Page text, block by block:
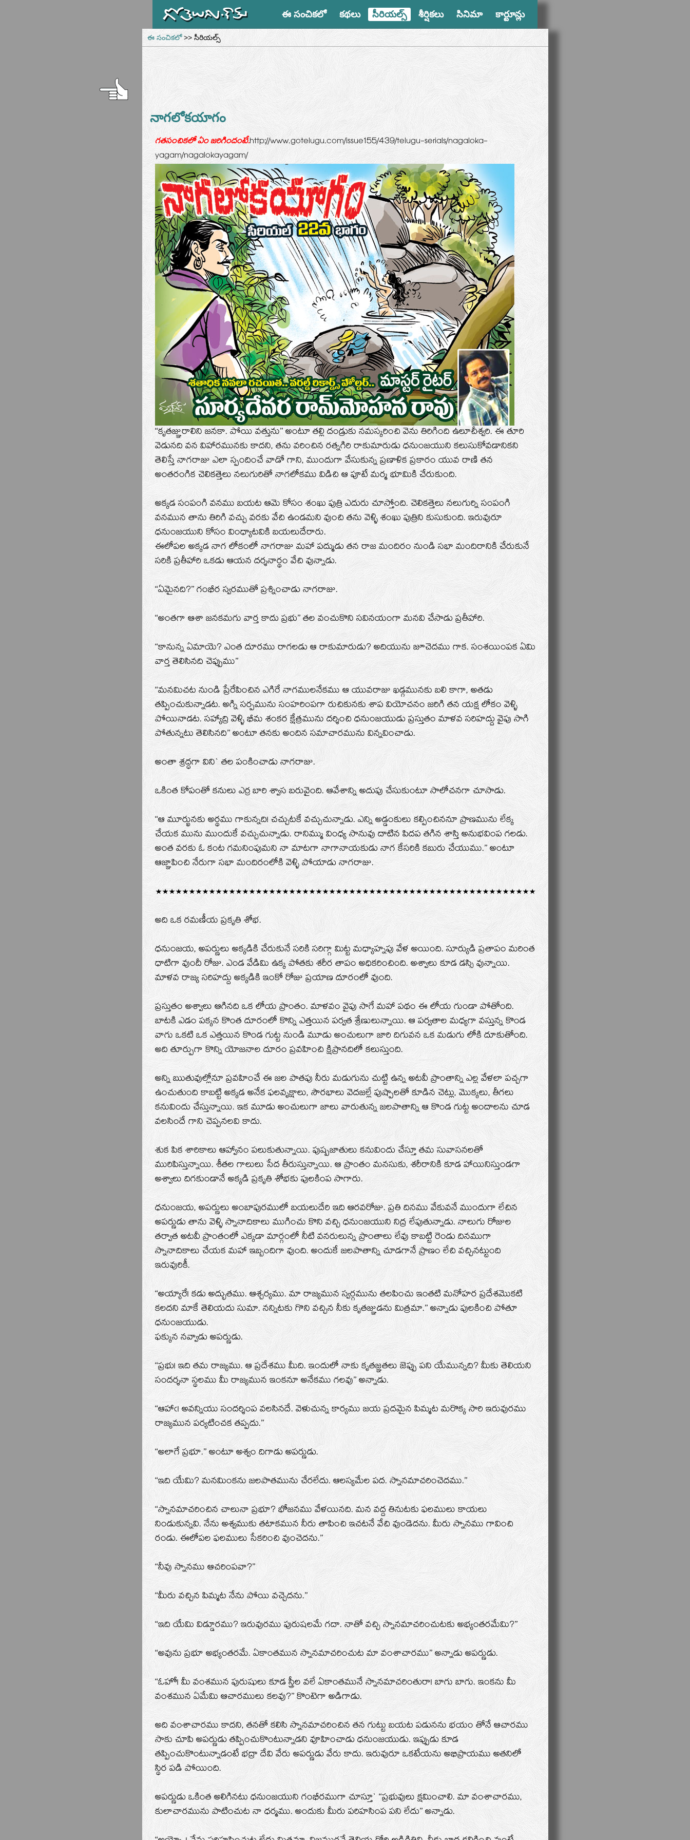
ఈ సంచికలో కథలు సీరియల్స్ శీర్షికలు సినిమా కార్టూన్లు
ఈ సంచికలో>> సీరియల్స్
నాగలోకయాగం
గతసంచికలో ఏం జరిగిందంటే.http://www.gotelugu.com/issue155/439/telugu-serials/nagaloka-
yagam/nagalokayagam/
‘‘కృతజ్ఞురాలిని జనకా. పోయి వత్తును’’ అంటూ తల్లి దండ్రుకు నమస్కరించి వెను తిరిగింది ఉలూచీశ్వరి. ఈ తూరి
వెడునది వన విహారమునకు కాదని, తను వరించిన రత్నగిరి రాకుమారుడు ధనుంజయుని కలుసుకోవడానికని
తెలిస్తే నాగరాజు ఎలా స్పందించే వాడో గాని, ముందుగా వేసుకున్న ప్రణాళిక ప్రకారం యువ రాణి తన
అంతరంగిక చెలికత్తెలు నలుగురితో నాగలోకము విడిచి ఆ పూటే మర్మ భూమికి చేరుకుంది.
అక్కడ సంపంగి వనము బయట ఆమె కోసం శంఖు పుత్రి ఎదురు చూస్తోంది. చెలికత్తెలు నలుగుర్ని సంపంగి
వనమున తాను తిరిగి వచ్చు వరకు వేచి ఉండమని వుంచి తను వెళ్ళి శంఖు పుత్రిని కుసుకుంది. ఇరువురూ
ధనుంజయుని కోసం వింధ్యాటవికి బయలుదేరారు.
ఈలోపల అక్కడ నాగ లోకంలో నాగరాజు మహా పద్ముడు తన రాజ మందిరం నుండి సభా మందిరానికి చేరుకునే
సరికి ప్రతీహారి ఒకడు ఆయన దర్శనార్థం వేచి వున్నాడు.
‘‘ఏమైనది?’’ గంభీర స్వరముతో ప్రశ్నించాడు నాగరాజు.
‘‘అంతగా ఆశా జనకమగు వార్త కాదు ప్రభు’’ తల వంచుకొని సవినయంగా మనవి చేసాడు ప్రతీహారి.
‘‘కానున్న ఏమాయె? ఎంత దూరము రాగలడు ఆ రాకుమారుడు? అదియును జూచెదము గాక. సంశయింపక ఏమి
వార్త తెలిసినది చెప్పుము’’
‘‘మనమిచట నుండి ప్రేరేపించిన ఎగిరే నాగములనేకము ఆ యువరాజు ఖడ్గమునకు బలి కాగా, అతడు
తప్పించుకున్నాడట. అగ్ని సర్పమును సంహరింపగా రుచికునకు శాప వియోచనం జరిగి తన యక్ష లోకం వెళ్ళి
పోయినాడట. సహ్యాద్రి వెళ్ళి భీమ శంకర క్షేత్రమును దర్శించి ధనుంజయుడు ప్రస్తుతం మాళవ సరిహద్దు వైపు సాగి
పోతున్నటు తెలిసినది’’ అంటూ తనకు అందిన సమాచారమును విన్నవించాడు.
అంతా శ్రద్ధగా విని` తల పంకించాడు నాగరాజు.
ఒకింత కోపంతో కనులు ఎర్ర బారి శ్వాస బరువైంది. ఆవేశాన్ని అదుపు చేసుకుంటూ సాలోచనగా చూసాడు.
‘‘ఆ మూర్ఖునకు అర్థము గాకున్నది! చచ్చుటకే వచ్చుచున్నాడు. ఎన్ని అడ్డంకులు కల్పించిననూ ప్రాణమును లేక్క
చేయక మును ముందుకే వచ్చుచున్నాడు. రానిమ్ము వింధ్య సానువు దాటిన పిదప తగిన శాస్తి అనుభవింప గలడు.
అంత వరకు ఓ కంట గమనింపుమని నా మాటగా నాగానాయకుడు నాగ కేసరికి కబురు చేయుము.’’ అంటూ
ఆజ్ఞాపించి నేరుగా సభా మందిరంలోకి వెళ్ళి పోయాడు నాగరాజు.
*********************************************************
అది ఒక రమణీయ ప్రకృతి శోభ.
ధనుంజయ, అపర్ణులు అక్కడికి చేరుకునే సరికి సరిగ్గా మిట్ట మధ్యాహ్నపు వేళ అయింది. సూర్యుడి ప్రతాపం మరింత
ధాటిగా వుందీ రోజు. ఎండ వేడిమి ఉక్క పోతకు శరీర తాపం అధికరించింది. అశ్వాలు కూడ డస్సి వున్నాయి.
మాళవ రాజ్య సరిహద్దు అక్కడికి ఇంకో రోజు ప్రయాణ దూరంలో వుంది.
ప్రస్తుతం అశ్వాలు ఆగినది ఒక లోయ ప్రాంతం. మాళవం వైపు సాగే మహా పథం ఈ లోయ గుండా పోతోంది.
బాటకి ఎడం పక్కన కొంత దూరంలో కొన్ని ఎత్తయిన పర్వత శ్రేణులున్నాయి. ఆ పర్వతాల మధ్యగా వస్తున్న కొండ
వాగు ఒకటి ఒక ఎత్తయిన కొండ గుట్ట నుండి మూడు అంచులుగా జారి దిగువన ఒక మడుగు లోకి దూకుతోంది.
అది తూర్పుగా కొన్ని యోజనాల దూరం ప్రవహించి క్షిప్రానదిలో కలుస్తుంది.
అన్ని ఋతువుల్లోనూ ప్రవహించే ఈ జల పాతపు నీరు మడుగును చుట్టి ఉన్న అటవీ ప్రాంతాన్ని ఎల్ల వేళలా పచ్చగా
ఉంచుతుంది కాబట్టి అక్కడ అనేక ఫలవృక్షాలు, సౌరభాలు వెదజల్లే పుష్పాలతో కూడిన చెట్లు, మొక్కలు, తీగలు
కనువిందు చేస్తున్నాయి. ఇక మూడు అంచులుగా జాలు వారుతున్న జలపాతాన్ని ఆ కొండ గుట్ట అందాలను చూడ
వలసిందే గాని చెప్పనలవి కాదు.
శుక పిక శారికాలు ఆహ్వానం పలుకుతున్నాయి. పుష్పజాతులు కనువిందు చేస్తూ తమ సువాసనలతో
మురిపిస్తున్నాయి. శీతల గాలులు సేద తీరుస్తున్నాయి. ఆ ప్రాంతం మనసుకు, శరీరానికి కూడ హాయినిస్తుండగా
అశ్వాలు దిగకుండానే అక్కడి ప్రకృతి శోభకు పులకింప సాగారు.
ధనుంజయ, అపర్ణులు అంబాపురములో బయలుదేరి ఇది ఆరవరోజు. ప్రతి దినము వేకువనే ముందుగా లేచిన
అపర్ణుడు తాను వెళ్ళి స్నానాదికాలు ముగించు కొని వచ్చి ధనుంజయుని నిద్ర లేపుతున్నాడు. నాలుగు రోజుల
తర్వాత అటవీ ప్రాంతంలో ఎక్కడా మార్గంలో నీటి వనరులున్న ప్రాంతాలు లేవు కాబట్టి రెండు దినముగా
స్నానాదికాలు చేయక మహా ఇబ్బందిగా వుంది. అందుకే జలపాతాన్ని చూడగానే ప్రాణం లేచి వచ్చినట్టుంది
ఇరువురికీ.
‘‘అయ్యారే! కడు అద్భుతము. ఆశ్చర్యము. మా రాజ్యమున స్వర్గమును తలపించు ఇంతటి మనోహర ప్రదేశమొకటి
కలదని మాకే తెలియదు సుమా. నన్నిటకు గొని వచ్చిన నీకు కృతజ్ఞుడను మిత్రమా.’’ అన్నాడు పులకించి పోతూ
ధనుంజయుడు.
ఫక్కున నవ్వాడు అపర్ణుడు.
‘‘ప్రభు! ఇది తమ రాజ్యము. ఆ ప్రదేశము మీది. ఇందులో నాకు కృతజ్ఞతలు జెప్పు పని యేమున్నది? మీకు తెలియని
సందర్శనా స్థలము మీ రాజ్యమున ఇంకనూ అనేకము గలవు’’ అన్నాడు.
‘‘ఆహాఁ! అవన్నియు సందర్శింప వలసినదే. వెళుచున్న కార్యము జయ ప్రదమైన పిమ్మట మరొక్క సారి ఇరువురము
రాజ్యమున పర్యటించక తప్పదు.’’
‘‘అలాగే ప్రభూ.’’ అంటూ అశ్వం దిగాడు అపర్ణుడు.
‘‘ఇది యేమి? మనమింకను జలపాతమును చేరలేదు. ఆలస్యమేల పద. స్నానమాచరించెదము.’’
‘‘స్నానమాచరించిన చాలునా ప్రభూ? భోజనము వేళయినది. మన వద్ద తినుటకు ఫలములు కాయలు
నిండుకున్నవి. నేను అశ్వముకు తటాకమున నీరు తాపించి ఇచటనే వేచి వుండెదను. మీరు స్నానము గావించి
రండు. ఈలోపల ఫలములు సేకరించి వుంచెదను.’’
‘‘నీవు స్నానము ఆచరింపవా?’’
‘‘మీరు వచ్చిన పిమ్మట నేను పోయి వచ్చెదను.’’
‘‘ఇది యేమి విడ్డూరము? ఇరువురము పురుషలమే గదా. నాతో వచ్చి స్నానమాచరించుటకు అభ్యంతరమేమి?’’
‘‘అవును ప్రభూ అభ్యంతరమే. ఏకాంతమున స్నానమాచరించుట మా వంశాచారము’’ అన్నాడు అపర్ణుడు.
‘‘ఓహో! మీ వంశమున పురుషులు కూడ స్త్రీల వలే ఏకాంతమునే స్నానమాచరింతురా! బాగు బాగు. ఇంకను మీ
వంశమున ఏమేమి ఆచారములు కలవు?’’ కొంటెగా అడిగాడు.
అది వంశాచారము కాదని, తనతో కలిసి స్నానమాచరించిన తన గుట్టు బయట పడునను భయం తోనే ఆచారము
సాకు చూపి అపర్ణుడు తప్పించుకొంటున్నాడని వూహించాడు ధనుంజయుడు. ఇప్పుడు కూడ
తప్పించుకొంటున్నాడంటే భద్రా దేవి వేరు అపర్ణుడు వేరు కాదు. ఇరువురూ ఒకటేయను అభిప్రాయము అతనిలో
స్థిర పడి పోయింది.
అపర్ణుడు ఒకింత అలిగినటు ధనుంజయుని గంభీరముగా చూస్తూ` ‘‘ప్రభువులు క్షమించాలి. మా వంశాచారము,
కులాచారమును పాటించుట నా ధర్మము. అందుకు మీరు పరిహసింప పని లేదు’’ అన్నాడు.